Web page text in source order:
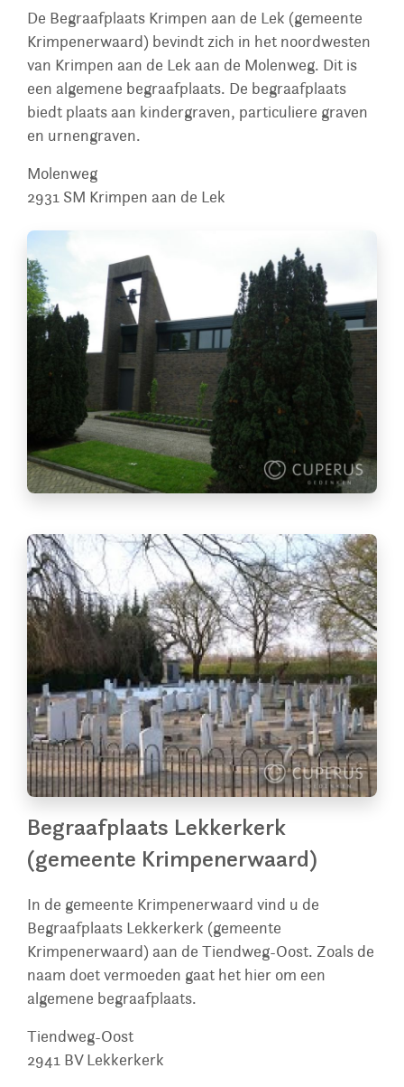
De Begraafplaats Krimpen aan de Lek (gemeente
Krimpenerwaard) bevindt zich in het noordwesten
van Krimpen aan de Lek aan de Molenweg. Dit is
een algemene begraafplaats. De begraafplaats
biedt plaats aan kindergraven, particuliere graven
en urnengraven.
Molenweg
2931 SM Krimpen aan de Lek
Begraafplaats Lekkerkerk
(gemeente Krimpenerwaard)
In de gemeente Krimpenerwaard vind u de
Begraafplaats Lekkerkerk (gemeente
Krimpenerwaard) aan de Tiendweg-Oost. Zoals de
naam doet vermoeden gaat het hier om een
algemene begraafplaats.
Tiendweg-Oost
2941 BV Lekkerkerk